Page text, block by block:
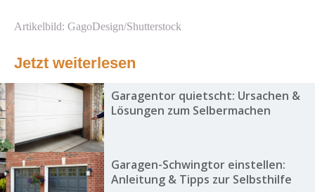
Artikelbild: GagoDesign/Shutterstock
Jetzt weiterlesen
Garagentor quietscht: Ursachen &
Lösungen zum Selbermachen
Garagen-Schwingtor einstellen:
Anleitung & Tipps zur Selbsthilfe